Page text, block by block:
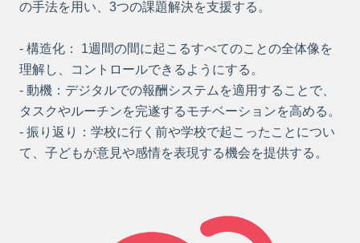
の手法を用い、3つの課題解決を支援する。
- 構造化： 1週間の間に起こるすべてのことの全体像を
理解し、コントロールできるようにする。
- 動機：デジタルでの報酬システムを適用することで、
タスクやルーチンを完遂するモチベーションを高める。
- 振り返り：学校に行く前や学校で起こったことについ
て、子どもが意見や感情を表現する機会を提供する。